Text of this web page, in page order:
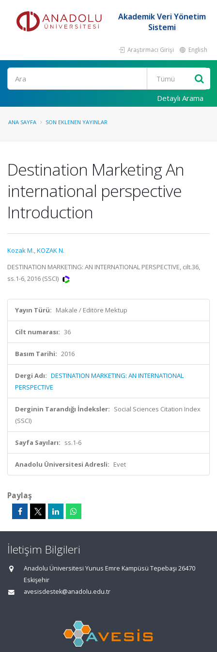
Akademik Veri Yönetim
Sistemi
Araştırmacı Girişi English
Ara
Detaylı Arama
ANA SAYFA SON EKLENEN YAYINLAR
Destination Marketing An
international perspective
Introduction
Kozak M.,KOZAK N.
DESTINATION MARKETING: AN INTERNATIONAL PERSPECTIVE, cilt.36,
ss.1-6, 2016 (SSCI)
Yayın Türü: Makale / Editöre Mektup
Cilt numarası: 36
Basım Tarihi: 2016
Dergi Adı: DESTINATION MARKETING: AN INTERNATIONAL
PERSPECTIVE
Derginin Tarandığı İndeksler: Social Sciences Citation Index
(SSCI)
Sayfa Sayıları: ss.1-6
Anadolu Üniversitesi Adresli: Evet
Paylaş
İletişim Bilgileri
Anadolu Üniversitesi Yunus Emre Kampüsü Tepebaşı 26470
Eskişehir
avesisdestek@anadolu.edu.tr